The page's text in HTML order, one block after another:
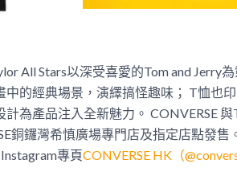
All Stars以深受喜愛的Tom and Jerry
的經典場景，演繹搞怪趣味； T恤也
為產品注入全新魅力。 CONVERSE
銅鑼灣希慎廣場專門店及指定店點發售
專頁CONVERSE HK（